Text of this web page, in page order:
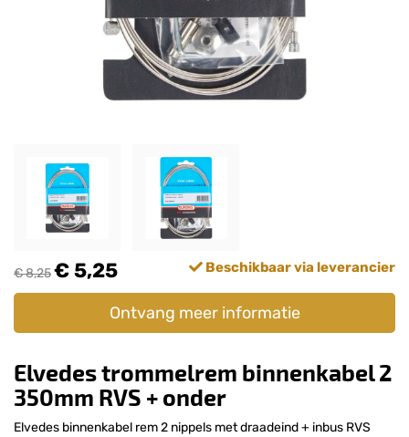
€ 8,25€ 5,25 Beschikbaar via leverancier
Ontvang meer informatie
Elvedes trommelrem binnenkabel 2
350mm RVS + onder
Elvedes binnenkabel rem 2 nippels met draadeind + inbus RVS